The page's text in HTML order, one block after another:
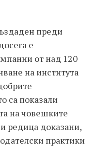
преди
е
от над 120
на института
са показали
на човешките
редица доказани,
практики